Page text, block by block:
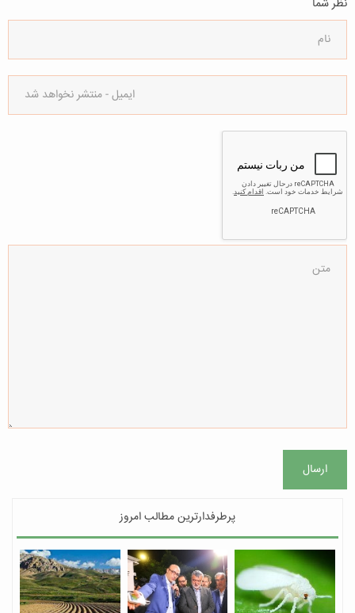
نظر شما
ارسال
پرطرفدارترین مطالب امروز